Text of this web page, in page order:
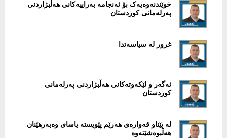
خوێندنەوەیەک بۆ ئەنجامە بەراییەکانی هەڵبژاردنی
پەرلەمانی کوردستان
غرور لە سیاسەتدا
ئەگەر و لێکەوتەکانی هەڵبژاردنی پەرلەمانی
کوردستان
لە پێناو قەوارەی هەرێم پێویستە یاسای وەبەرهێنان
هەڵبوەشێتەوە